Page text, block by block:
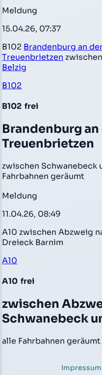
Meldung
15.04.26, 07:37
B102 Brandenburg an
Treuenbrietzen zwischen
Belzig
B102
B102 frei
Brandenburg
Treuenbrietzen
zwischen Schwanebeck
Fahrbahnen geräumt
Meldung
11.04.26, 08:49
A10 zwischen Abzweig
Dreieck Barnim
A10
A10 frei
zwischen
Schwanebeck
alle Fahrbahnen geräumt
Impressum